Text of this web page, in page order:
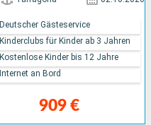
909 €
Deutscher Gästeservice
Kinderclubs für Kinder ab 3 Jahren
Kostenlose Kinder bis 12 Jahre
Internet an Bord